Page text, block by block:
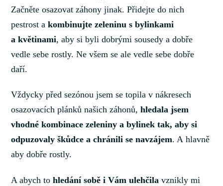
Začněte osazovat záhony jinak. Přidejte do nich
pestrost akombinujte zeleninu s bylinkami
a květinami, aby si byli dobrými sousedy a dobře
vedle sebe rostly. Ne všem se ale vedle sebe dobře
daří.
Vždycky před sezónou jsem se topila v nákresech
osazovacích plánků našich záhonů,hledala jsem
vhodné kombinace zeleniny a bylinek tak, aby si
odpuzovaly škůdce a chránili se navzájem. A hlavně
aby dobře rostly.
A abych tohledání sobě i Vám ulehčila vznikly mi